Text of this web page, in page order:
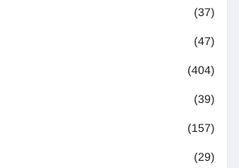
(37)
(47)
(404)
(39)
(157)
(29)